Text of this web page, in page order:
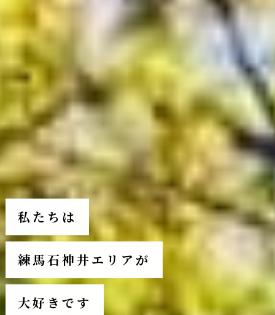
私たちは
練馬石神井エリアが
大好きです